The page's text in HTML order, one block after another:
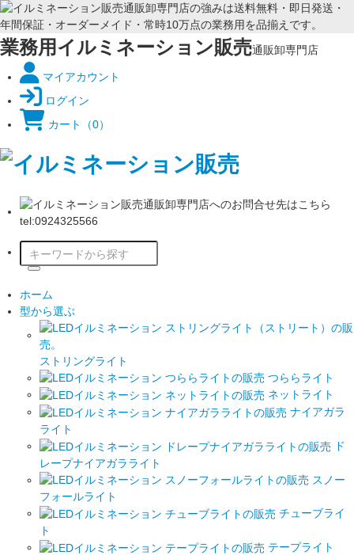
業務用イルミネーション販売通販卸専門店
マイアカウント
ログイン
カート
（0）
ホーム
型から選ぶ
ストリングライト
つららライト
ネットライト
ナイアガラ
ライト
ド
レープナイアガラライト
スノー
フォールライト
チューブライ
ト
テープライト